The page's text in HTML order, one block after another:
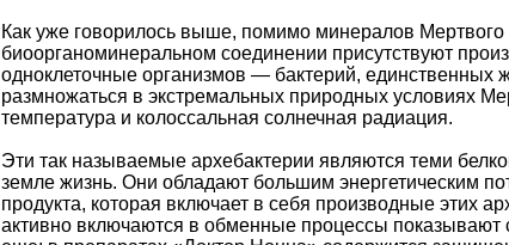
Как уже говорилось выше, помимо минералов
биоорганоминеральном соединении присутствуют
одноклеточные организмов — бактерий,
размножаться в экстремальных природных условиях
температура и колоссальная солнечная радиация.
Эти так называемые архебактерии являются теми
земле жизнь. Они обладают большим энергетическим
продукта, которая включает в себя производные этих
активно включаются в обменные процессы